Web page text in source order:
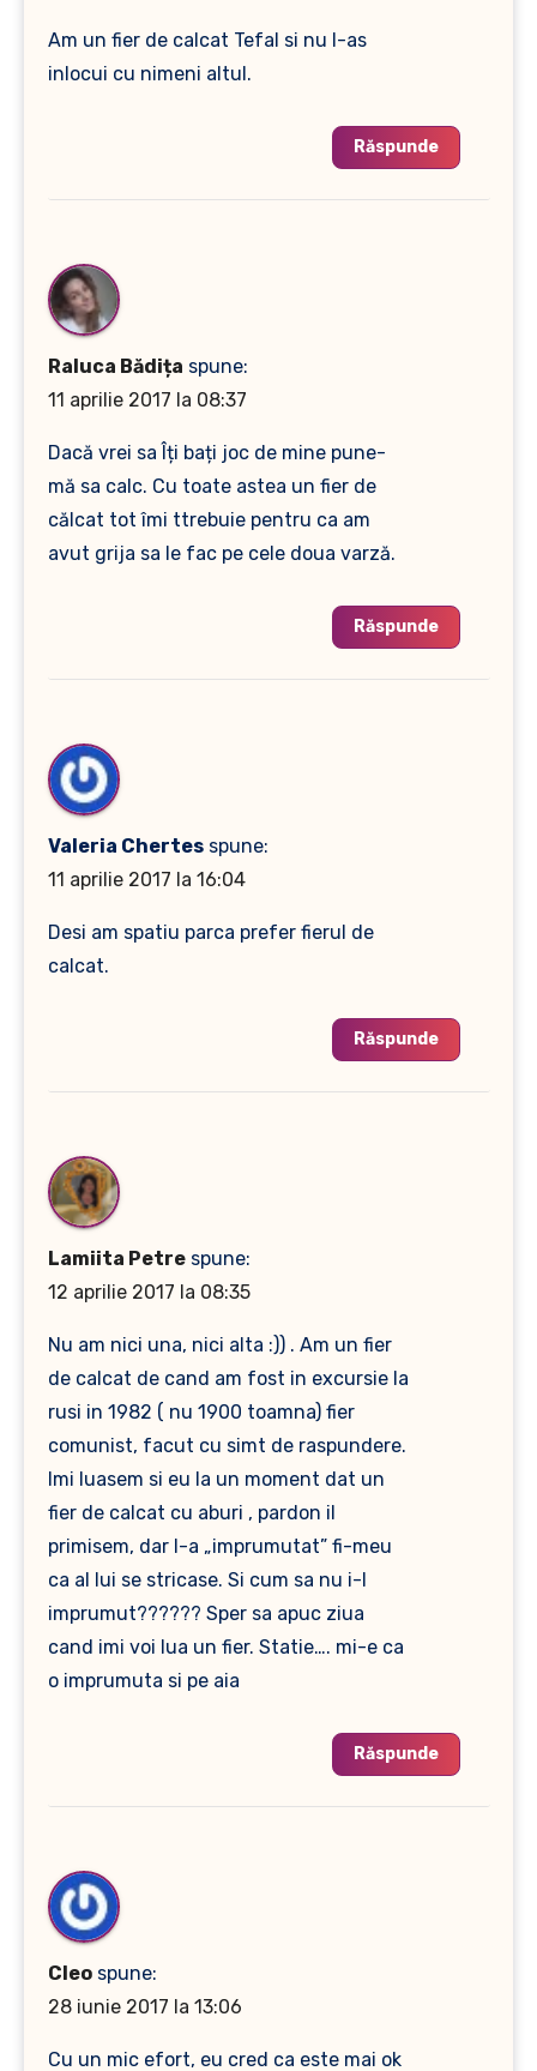
Am un fier de calcat Tefal si nu l-as
inlocui cu nimeni altul.
Răspunde
Raluca Bădița spune:
11 aprilie 2017 la 08:37
Dacă vrei sa Îți bați joc de mine pune-
mă sa calc. Cu toate astea un fier de
călcat tot îmi ttrebuie pentru ca am
avut grija sa le fac pe cele doua varză.
Răspunde
Valeria Chertes spune:
11 aprilie 2017 la 16:04
Desi am spatiu parca prefer fierul de
calcat.
Răspunde
Lamiita Petre spune:
12 aprilie 2017 la 08:35
Nu am nici una, nici alta :)) . Am un fier
de calcat de cand am fost in excursie la
rusi in 1982 ( nu 1900 toamna) fier
comunist, facut cu simt de raspundere.
Imi luasem si eu la un moment dat un
fier de calcat cu aburi , pardon il
primisem, dar l-a „imprumutat” fi-meu
ca al lui se stricase. Si cum sa nu i-l
imprumut?????? Sper sa apuc ziua
cand imi voi lua un fier. Statie…. mi-e ca
o imprumuta si pe aia
Răspunde
Cleo spune:
28 iunie 2017 la 13:06
Cu un mic efort, eu cred ca este mai ok